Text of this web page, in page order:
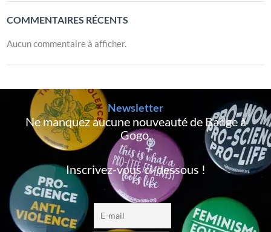
COMMENTAIRES RÉCENTS
Aucun commentaire à afficher.
Newsletter
Ne manquez aucune nouveauté de Badge à
Gogo,
Inscrivez-vous ci-dessous !